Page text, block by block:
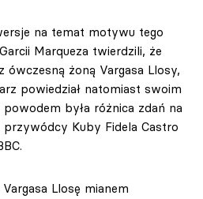
na temat motywu tego
Marqueza twierdzili, że
ówczesną żoną Vargasa Llosy,
powiedział natomiast swoim
była różnica zdań na
Kuby Fidela Castro
Llosę mianem